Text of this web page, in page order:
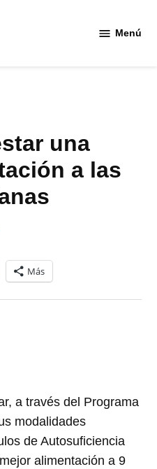
Menú
una
a las
Más
a través del Programa
modalidades
de Autosuficiencia
alimentación a 9